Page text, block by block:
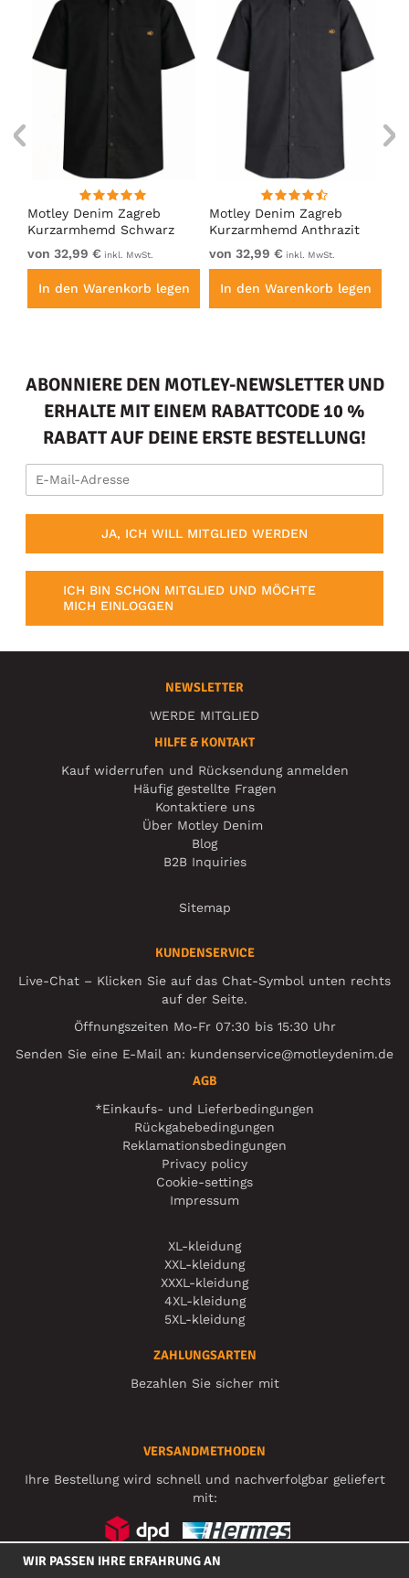
Motley Denim Zagreb
Kurzarmhemd Schwarz
von 32,99 € inkl. MwSt.
In den Warenkorb legen
Motley Denim Zagreb
Kurzarmhemd Anthrazit
von 32,99 € inkl. MwSt.
In den Warenkorb legen
ABONNIERE DEN MOTLEY-NEWSLETTER UND
ERHALTE MIT EINEM RABATTCODE 10 %
RABATT AUF DEINE ERSTE BESTELLUNG!
JA, ICH WILL MITGLIED WERDEN
ICH BIN SCHON MITGLIED UND MÖCHTE
MICH EINLOGGEN
NEWSLETTER
WERDE MITGLIED
HILFE & KONTAKT
Kauf widerrufen und Rücksendung anmelden
Häufig gestellte Fragen
Kontaktiere uns
Über Motley Denim
Blog
B2B Inquiries
Sitemap
KUNDENSERVICE
Live-Chat – Klicken Sie auf das Chat-Symbol unten rechts
auf der Seite.
Öffnungszeiten Mo-Fr 07:30 bis 15:30 Uhr
Senden Sie eine E-Mail an: kundenservice@motleydenim.de
AGB
*Einkaufs- und Lieferbedingungen
Rückgabebedingungen
Reklamationsbedingungen
Privacy policy
Cookie-settings
Impressum
XL-kleidung
XXL-kleidung
XXXL-kleidung
4XL-kleidung
5XL-kleidung
ZAHLUNGSARTEN
Bezahlen Sie sicher mit
VERSANDMETHODEN
Ihre Bestellung wird schnell und nachverfolgbar geliefert
mit:
WIR PASSEN IHRE ERFAHRUNG AN